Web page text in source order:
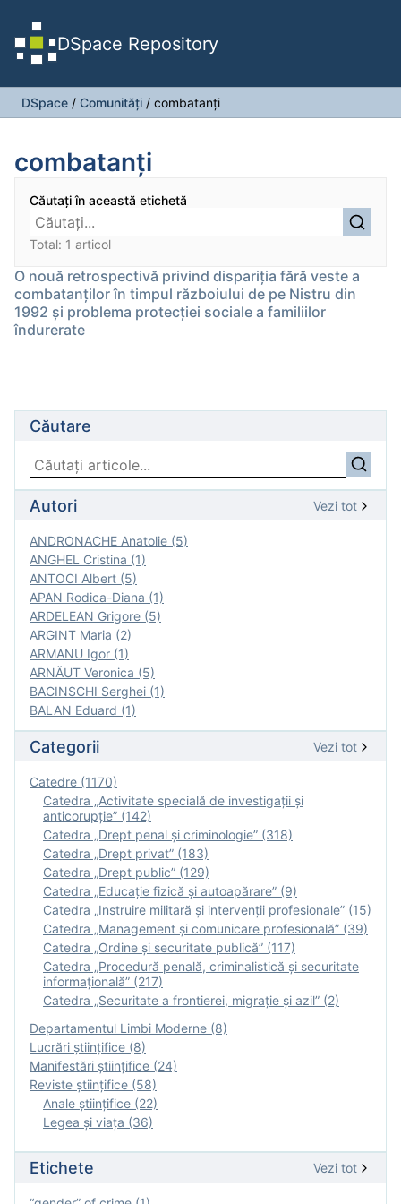
DSpace Repository
DSpace / Comunități / combatanți
combatanți
Căutați în această etichetă
Total: 1 articol
O nouă retrospectivă privind dispariția fără veste a
combatanților în timpul războiului de pe Nistru din
1992 și problema protecției sociale a familiilor
îndurerate
Căutare
Autori Vezi tot
ANDRONACHE Anatolie (5)
ANGHEL Cristina (1)
ANTOCI Albert (5)
APAN Rodica-Diana (1)
ARDELEAN Grigore (5)
ARGINT Maria (2)
ARMANU Igor (1)
ARNĂUT Veronica (5)
BACINSCHI Serghei (1)
BALAN Eduard (1)
Categorii Vezi tot
Catedre (1170)
Catedra „Activitate specială de investigaţii şi
anticorupție” (142)
Catedra „Drept penal și criminologie” (318)
Catedra „Drept privat” (183)
Catedra „Drept public” (129)
Catedra „Educație fizică şi autoapărare” (9)
Catedra „Instruire militară şi intervenţii profesionale” (15)
Catedra „Management și comunicare profesională” (39)
Catedra „Ordine și securitate publică” (117)
Catedra „Procedură penală, criminalistică și securitate
informațională” (217)
Catedra „Securitate a frontierei, migrație și azil” (2)
Departamentul Limbi Moderne (8)
Lucrări științifice (8)
Manifestări ştiinţifice (24)
Reviste ştiinţifice (58)
Anale ştiinţifice (22)
Legea şi viaţa (36)
Etichete Vezi tot